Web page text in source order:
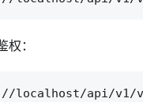
：
localhost/api/v1/